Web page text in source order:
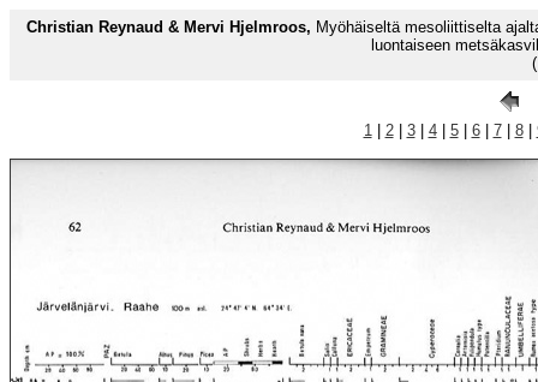
Christian Reynaud & Mervi Hjelmroos, Myöhäiseltä mesoliittiselta
luontaiseen
1| 2| 3| 4| 5| 6| 7| 8|